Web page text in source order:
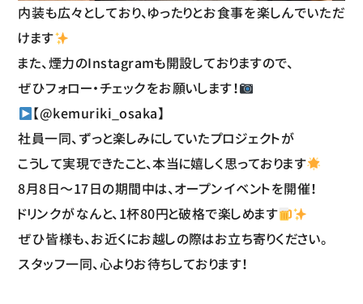
内装も広々としており、ゆったりとお食事を楽しんでいただ
けます
また、煙力のInstagramも開設しておりますので、
ぜひフォロー・チェックをお願いします！
【@kemuriki_osaka】
社員一同、ずっと楽しみにしていたプロジェクトが
こうして実現できたこと、本当に嬉しく思っております
8月8日～17日の期間中は、オープンイベントを開催！
ドリンクがなんと、1杯80円と破格で楽しめます
ぜひ皆様も、お近くにお越しの際はお立ち寄りください。
スタッフ一同、心よりお待ちしております！